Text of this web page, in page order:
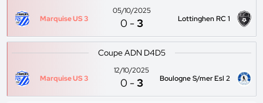
Marquise US 3
05/10/2025
0 -3 Lottinghen RC 1
Coupe ADN D4D5
Marquise US 3
12/10/2025
0 -3 Boulogne S/mer Esl 2